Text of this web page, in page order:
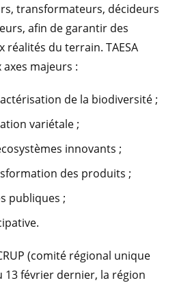
transformateurs, décideurs
afin de garantir des
réalités du terrain. TAESA
majeurs :
de la biodiversité ;
variétale ;
innovants ;
des produits ;
publiques ;
(comité régional unique
février dernier, la région